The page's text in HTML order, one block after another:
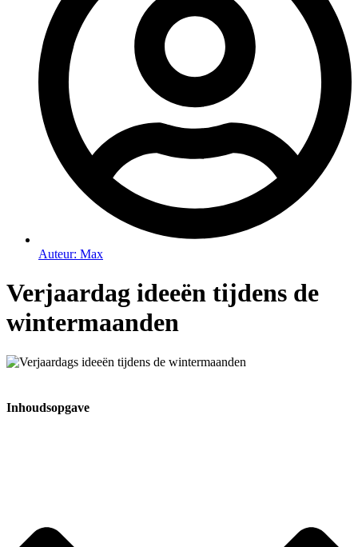
Auteur: Max
Verjaardag ideeën tijdens de
wintermaanden
Inhoudsopgave